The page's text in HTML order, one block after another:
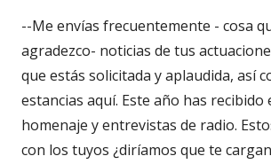
--Me envías frecuentemente - cosa
agradezco- noticias de tus
que estás solicitada y aplaudida, así
estancias aquí. Este año has recibido
homenaje y entrevistas de radio.
con los tuyos ¿diríamos que te